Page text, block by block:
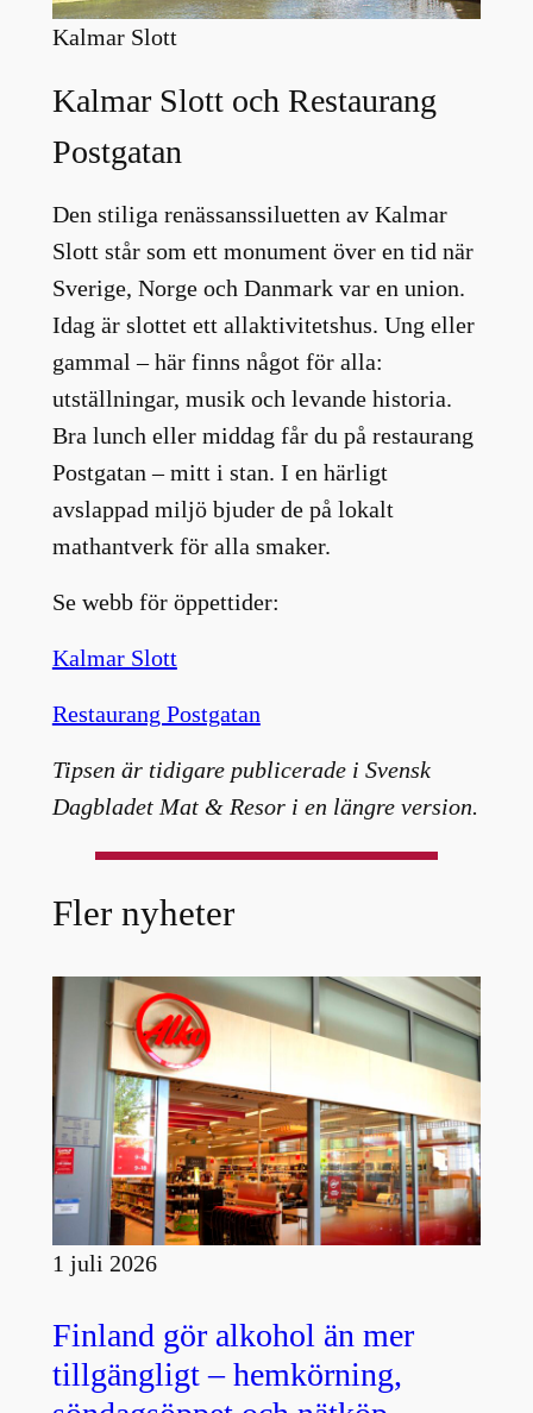
Kalmar Slott
Kalmar Slott och Restaurang
Postgatan
Den stiliga renässanssiluetten av Kalmar
Slott står som ett monument över en tid när
Sverige, Norge och Danmark var en union.
Idag är slottet ett allaktivitetshus. Ung eller
gammal – här finns något för alla:
utställningar, musik och levande historia.
Bra lunch eller middag får du på restaurang
Postgatan – mitt i stan. I en härligt
avslappad miljö bjuder de på lokalt
mathantverk för alla smaker.
Se webb för öppettider:
Kalmar Slott
Restaurang Postgatan
Tipsen är tidigare publicerade i Svensk
Dagbladet Mat & Resor i en längre version.
Fler nyheter
1 juli 2026
Finland gör alkohol än mer
tillgängligt – hemkörning,